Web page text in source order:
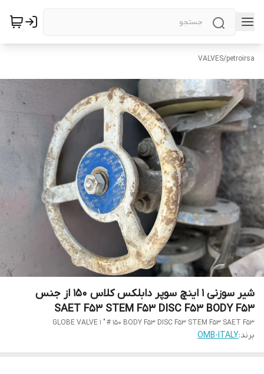
petroirsa
/
VALVES
شیر سوزنی 1 اینچ سوپر دابلکس کلاس 150 از جنس
SAET F53 STEM F53 DISC F53 BODY F53
GLOBE VALVE 1 " # 150 BODY F53 DISC F53 STEM F53 SAET F53
برند:OMB-ITALY